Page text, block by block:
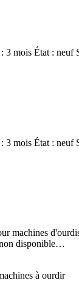
État : neuf
État : neuf
machines
non disponible…